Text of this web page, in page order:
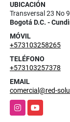
UBICACIÓN
Transversal 23 No
Bogotá D.C. -
MÓVIL
+573103258265
TELÉFONO
+573103257378
EMAIL
comercial@red-
InstagramYouTube